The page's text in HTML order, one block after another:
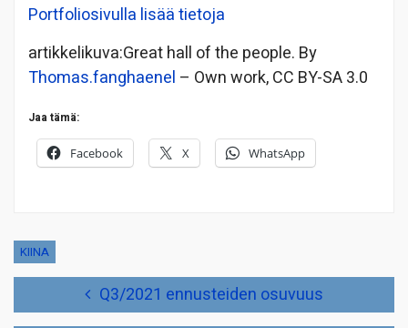
Portfoliosivulla lisää tietoja
artikkelikuva:Great hall of the people. By
Thomas.fanghaenel – Own work, CC BY-SA 3.0
Jaa tämä:
Facebook X WhatsApp
KIINA
Q3/2021 ennusteiden osuvuus